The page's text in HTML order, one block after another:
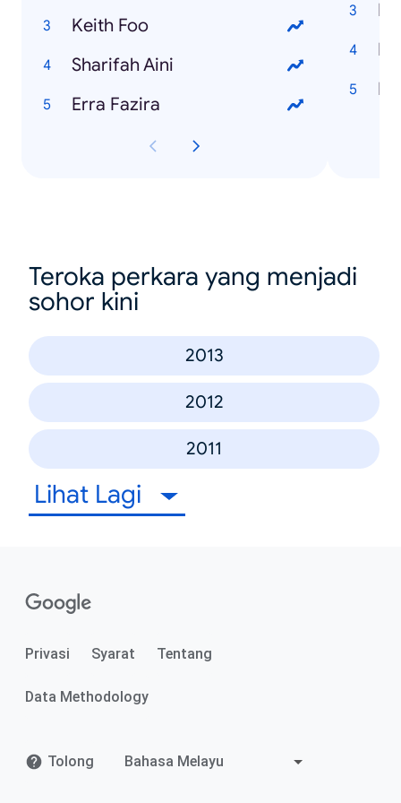
Keith Foo
Sharifah Aini
Erra Fazira
Teroka perkara yang menjadi
sohor kini
2013
2012
2011
Lihat Lagi
Privasi Syarat Tentang
Data Methodology
Tolong